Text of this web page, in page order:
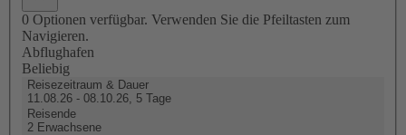
0 Optionen verfügbar. Verwenden Sie die Pfeiltasten zum
Navigieren.
Abflughafen
Beliebig
Reisezeitraum & Dauer
11.08.26 - 08.10.26, 5 Tage
Reisende
2 Erwachsene